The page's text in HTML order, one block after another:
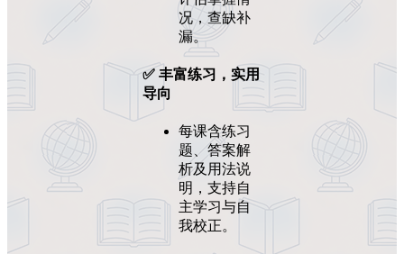
况，查缺补
漏。
✅ 丰富练习，实用
导向
每课含练习
题、答案解
析及用法说
明，支持自
主学习与自
我校正。